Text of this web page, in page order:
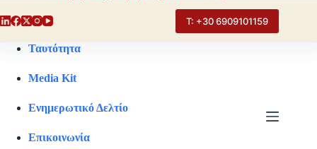
Τ: +30 6909101159
Ταυτότητα
Media Kit
Ενημερωτικό Δελτίο
Επικοινωνία